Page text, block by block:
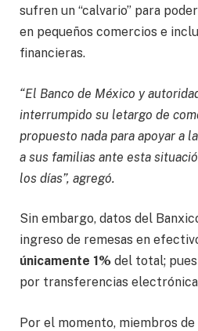
sufren un “calvario” para
en pequeños comercios e
financieras.
“El Banco de México y
interrumpido su letargo de
propuesto nada para apoyar a
a sus familias ante esta
los días”, agregó.
Sin embargo, datos del
ingreso de remesas en
únicamente 1% del total;
por transferencias
Por el momento, miembros